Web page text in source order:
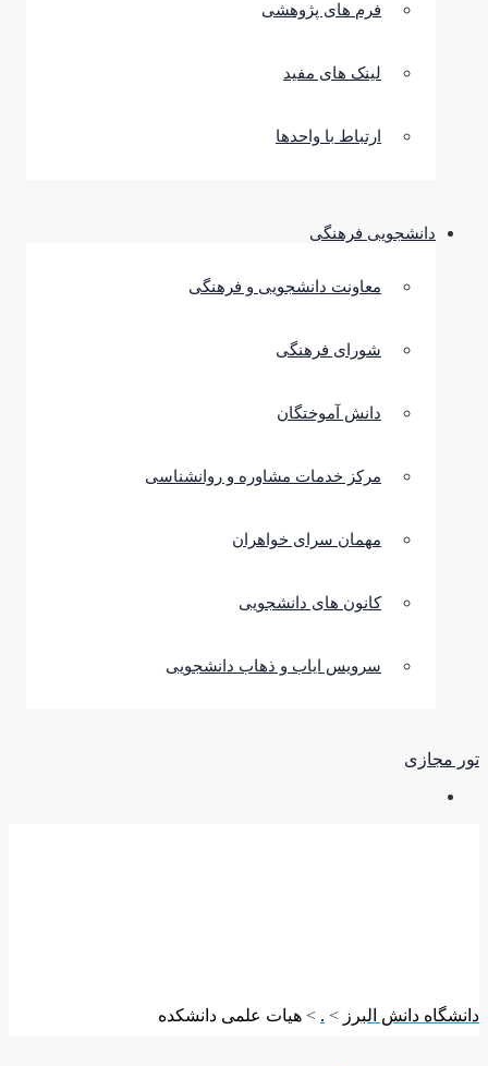
فرم های پژوهشی
لینک های مفید
ارتباط با واحدها
دانشجویی فرهنگی
معاونت دانشجویی و فرهنگی
شورای فرهنگی
دانش آموختگان
مرکز خدمات مشاوره و روانشناسی
مهمان سرای خواهران
کانون های دانشجویی
سرویس ایاب و ذهاب دانشجویی
تور مجازی
دانشگاه دانش البرز >
.
> هیات علمی دانشکده